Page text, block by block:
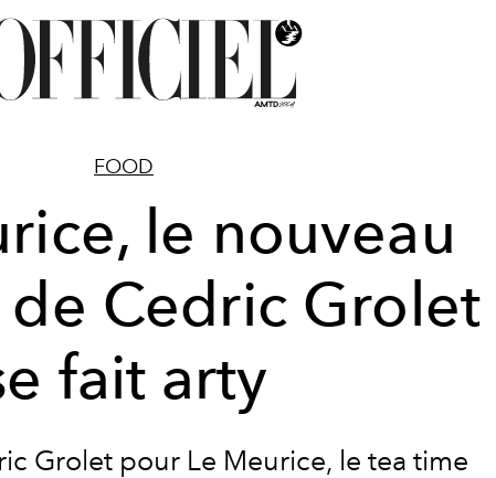
FOOD
le nouveau
Cedric Grolet
fait arty
Grolet pour Le Meurice, le tea time